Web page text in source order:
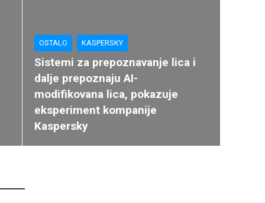
OSTALO KASPERSKY
Sistemi za prepoznavanje lica i
dalje prepoznaju AI-
modifikovana lica, pokazuje
eksperiment kompanije
Kaspersky